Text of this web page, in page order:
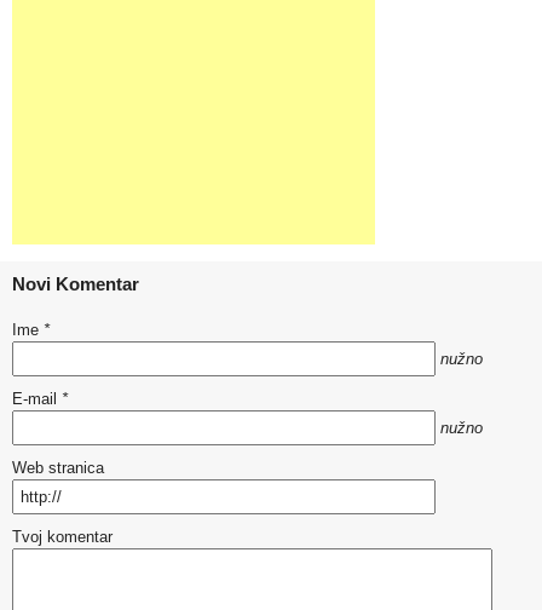
Novi Komentar
Ime *
nužno
E-mail *
nužno
Web stranica
Tvoj komentar